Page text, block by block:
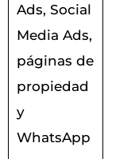
Ads, Social
Media Ads,
páginas de
propiedad
y
WhatsApp